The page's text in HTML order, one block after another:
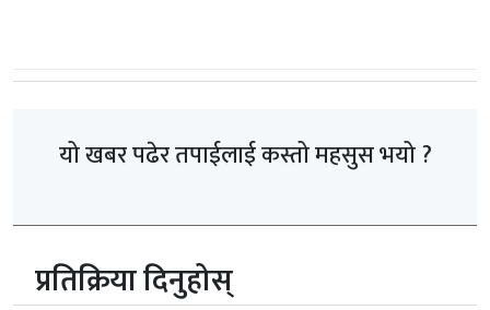
यो खबर पढेर तपाईलाई कस्तो महसुस भयो ?
प्रतिक्रिया दिनुहोस्